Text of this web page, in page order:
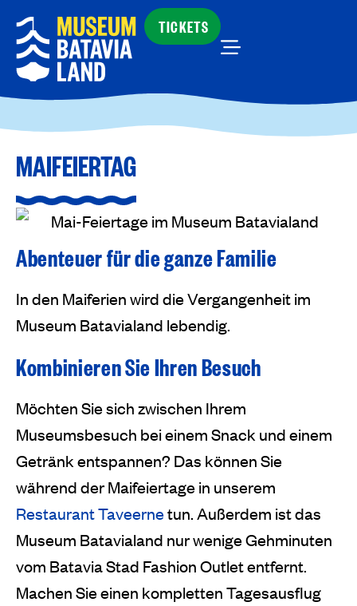
TICKETS
MAIFEIERTAG
Abenteuer für die ganze Familie
In den Maiferien wird die Vergangenheit im
Museum Batavialand lebendig.
Kombinieren Sie Ihren Besuch
Möchten Sie sich zwischen Ihrem
Museumsbesuch bei einem Snack und einem
Getränk entspannen? Das können Sie
während der Maifeiertage in unserem
Restaurant Taveernetun. Außerdem ist das
Museum Batavialand nur wenige Gehminuten
vom Batavia Stad Fashion Outlet entfernt.
Machen Sie einen kompletten Tagesausflug